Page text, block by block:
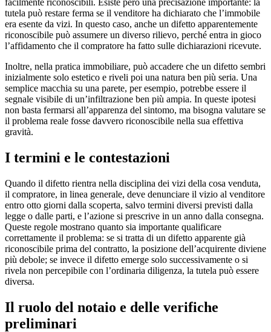
facilmente riconoscibili. Esiste però una precisazione importante: la
tutela può restare ferma se il venditore ha dichiarato che l’immobile
era esente da vizi. In questo caso, anche un difetto apparentemente
riconoscibile può assumere un diverso rilievo, perché entra in gioco
l’affidamento che il compratore ha fatto sulle dichiarazioni ricevute.
Inoltre, nella pratica immobiliare, può accadere che un difetto sembri
inizialmente solo estetico e riveli poi una natura ben più seria. Una
semplice macchia su una parete, per esempio, potrebbe essere il
segnale visibile di un’infiltrazione ben più ampia. In queste ipotesi
non basta fermarsi all’apparenza del sintomo, ma bisogna valutare se
il problema reale fosse davvero riconoscibile nella sua effettiva
gravità.
I termini e le contestazioni
Quando il difetto rientra nella disciplina dei vizi della cosa venduta,
il compratore, in linea generale, deve denunciare il vizio al venditore
entro otto giorni dalla scoperta, salvo termini diversi previsti dalla
legge o dalle parti, e l’azione si prescrive in un anno dalla consegna.
Queste regole mostrano quanto sia importante qualificare
correttamente il problema: se si tratta di un difetto apparente già
riconoscibile prima del contratto, la posizione dell’acquirente diviene
più debole; se invece il difetto emerge solo successivamente o si
rivela non percepibile con l’ordinaria diligenza, la tutela può essere
diversa.
Il ruolo del notaio e delle verifiche
preliminari